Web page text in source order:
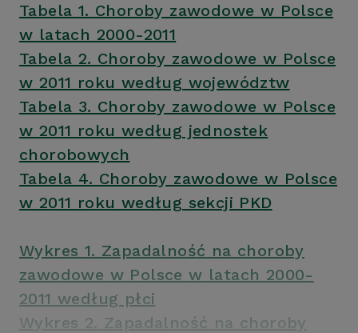
Tabela 1. Choroby zawodowe w Polsce
w latach 2000-2011
Tabela 2. Choroby zawodowe w Polsce
w 2011 roku według województw
Tabela 3. Choroby zawodowe w Polsce
w 2011 roku według jednostek
chorobowych
Tabela 4. Choroby zawodowe w Polsce
w 2011 roku według sekcji PKD
Wykres 1. Zapadalność na choroby
zawodowe w Polsce w latach 2000-
2011 według płci
Wykres 2. Zapadalność na choroby